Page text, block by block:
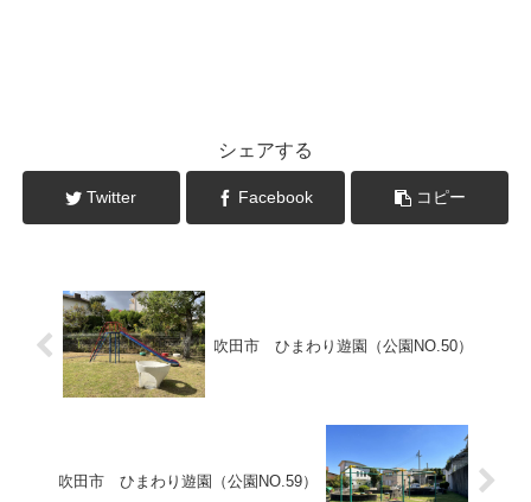
シェアする
Twitter Facebook コピー
吹田市 ひまわり遊園（公園NO.50）
吹田市 ひまわり遊園（公園NO.59）